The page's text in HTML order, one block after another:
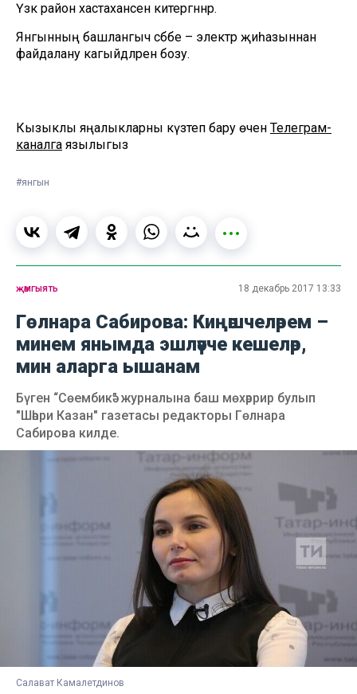
Үзәк район хастаханәсенә китергәннәр.
Янгынның башлангыч сәбәбе – электр җиһазыннан
файдалану кагыйдәләрен бозу.
Кызыклы яңалыкларны күзәтеп бару өчен Телеграм-
каналга язылыгыз
#янгын
җәмгыять 18 декабрь 2017 13:33
Гөлнара Сабирова: Киңәшчеләрем –
минем янымда эшләүче кешеләр,
мин аларга ышанам
Бүген “Сөембикә” журналына баш мөхәррир булып
"Шәһри Казан" газетасы редакторы Гөлнара
Сабирова килде.
Салават Камалетдинов